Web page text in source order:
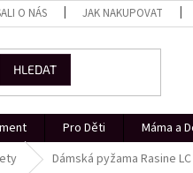
O NÁS JAK NAKUPOVAT
HLEDAT
Pro Děti Máma a
Dámská pyžama Rasine